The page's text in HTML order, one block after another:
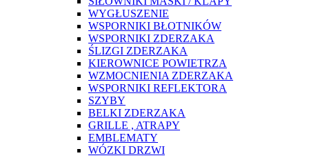
WYGŁUSZENIE
WSPORNIKI BŁOTNIKÓW
WSPORNIKI ZDERZAKA
ŚLIZGI ZDERZAKA
KIEROWNICE POWIETRZA
WZMOCNIENIA ZDERZAKA
WSPORNIKI REFLEKTORA
SZYBY
BELKI ZDERZAKA
GRILLE , ATRAPY
EMBLEMATY
WÓZKI DRZWI